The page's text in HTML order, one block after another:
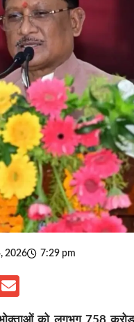
2026 7:29 pm
को लगभग 758 करोड़